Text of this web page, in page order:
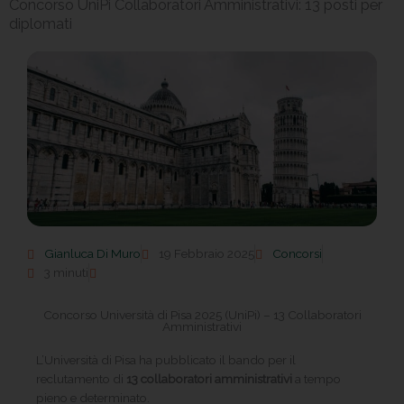
Concorso UniPi Collaboratori Amministrativi: 13 posti per
diplomati
Gianluca Di Muro 19 Febbraio 2025
Concorsi
3 minuti
Concorso Università di Pisa 2025 (UniPi) – 13 Collaboratori
Amministrativi
L’Università di Pisa ha pubblicato il bando per il
reclutamento di 13 collaboratori amministrativi a tempo
pieno e determinato.